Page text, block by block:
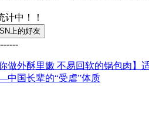
中！！
你做外酥里嫩 不易回软的锅包肉】
国长辈的“受虐”体质